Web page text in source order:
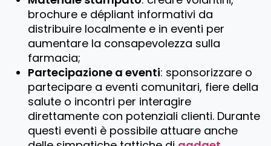
brochure e dépliant informativi da
distribuire localmente e in eventi per
aumentare la consapevolezza sulla
farmacia;
Partecipazione a eventi: sponsorizzare o
partecipare a eventi comunitari, fiere della
salute o incontri per interagire
direttamente con potenziali clienti. Durante
questi eventi è possibile attuare anche